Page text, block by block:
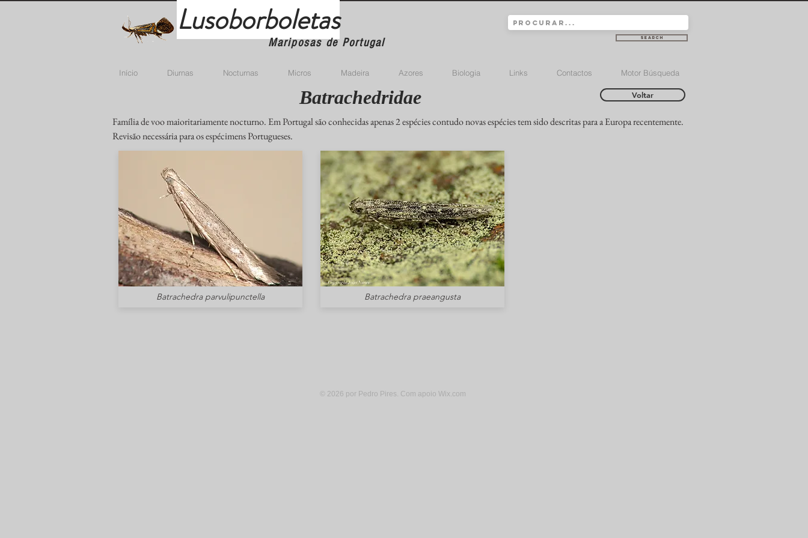
Lusoborboletas
Mariposas de Portugal Search
Início Diurnas Nocturnas Micros Madeira Azores Biologia Links Contactos Motor Búsqueda
Batrachedridae Voltar
Família de voo maioritariamente nocturno. Em Portugal são conhecidas apenas 2 espécies contudo novas espécies tem sido descritas para a Europa recentemente.
Revisão necessária para os espécimens Portugueses.
Batrachedra parvulipunctella Batrachedra praeangusta
© 2026 por Pedro Pires. Com apoio Wix.com